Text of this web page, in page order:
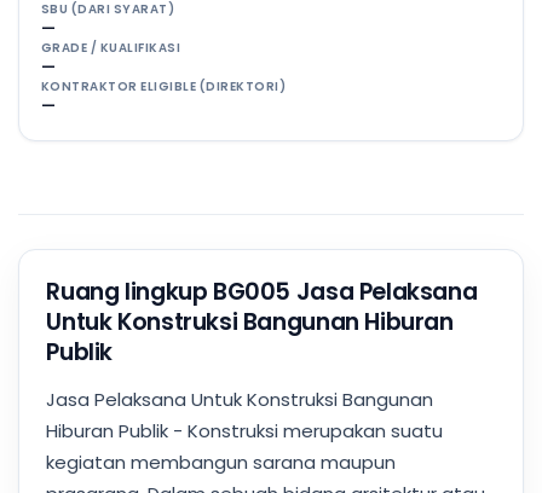
SBU (DARI SYARAT)
—
GRADE / KUALIFIKASI
—
KONTRAKTOR ELIGIBLE (DIREKTORI)
—
Ruang lingkup BG005 Jasa Pelaksana
Untuk Konstruksi Bangunan Hiburan
Publik
Jasa Pelaksana Untuk Konstruksi Bangunan
Hiburan Publik - Konstruksi merupakan suatu
kegiatan membangun sarana maupun